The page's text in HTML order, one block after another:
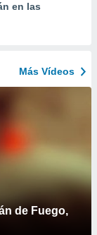
en las
Más Vídeos
de Fuego,